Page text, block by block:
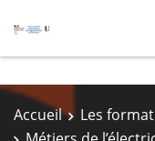
Accueil Les